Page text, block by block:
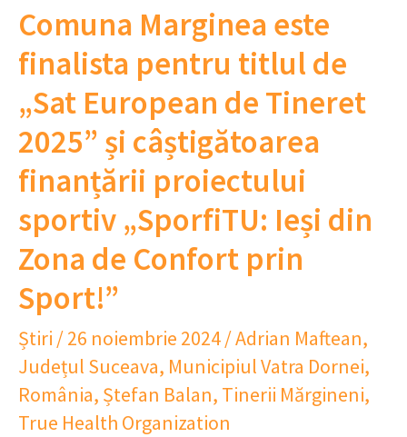
Comuna Marginea este
finalista pentru titlul de
„Sat European de Tineret
2025” și câștigătoarea
finanțării proiectului
sportiv „SporfiTU: Ieși din
Zona de Confort prin
Sport!”
Știri /26 noiembrie 2024/Adrian Maftean,
Județul Suceava, Municipiul Vatra Dornei,
România, Ștefan Balan, Tinerii Mărgineni,
True Health Organization